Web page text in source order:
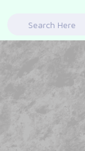
Search
for: